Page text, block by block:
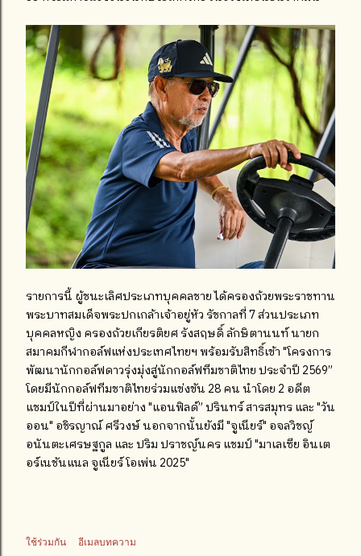
รายการนี้ ผู้ชนะเลิศประเภทบุคคลชาย ได้ครองถ้วยพระราชทาน
พระบาทสมเด็จพระปกเกล้าเจ้าอยู่หัว รัชกาลที่ 7 ส่วนประเภท
บุคคลหญิง ครองถ้วยเกียรติยศ รังสฤษดิ์ ลักษิตานนท์ นายก
สมาคมกีฬากอล์ฟแห่งประเทศไทยฯ พร้อมรับสิทธิ์เข้า "โครงการ
พัฒนานักกอล์ฟดาวรุ่งมุ่งสู่นักกอล์ฟทีมชาติไทย ประจำปี 2569”
โดยมีนักกอล์ฟทีมชาติไทยร่วมแข่งขัน 28 คน นำโดย 2 อดีต
แชมป์ในปีที่ผ่านมาอย่าง "แอนฟิลด์” ปรินทร์ สารสมุทร และ "วัน
ออน" อชิรญาณ์ ศรีวงษ์ นอกจากนั้นยังมี "จูเนียร์" อจลวิชญ์
อนันตะเศรษฐกูล และ ปริม ปราชญ์นคร แชมป์ "มาเลเซีย อินเต
อร์เนชันแนล จูเนียร์ โอเพ่น 2025"
ใช้ร่วมกัน
อีเมลบทความ